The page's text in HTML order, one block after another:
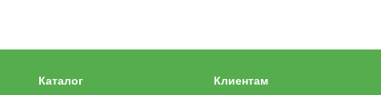
Каталог Клиентам